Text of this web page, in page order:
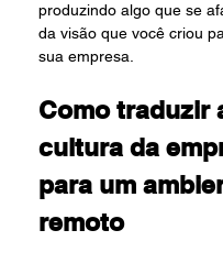
produzindo algo que se
da visão que você criou
sua empresa.
Como traduzir
cultura da
para um
remoto